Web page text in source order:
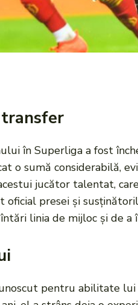
în Superliga a fost
o sumă considerabilă,
jucător talentat,
oficial presei și
linia de mijloc și de
pentru abilitate lui